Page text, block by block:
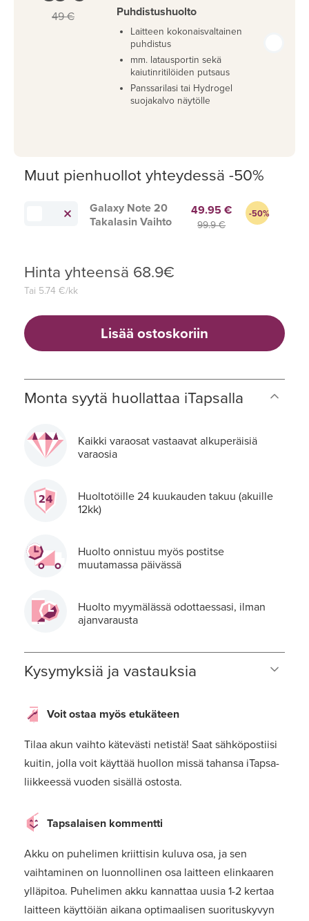
49 € Puhdistushuolto
Laitteen kokonaisvaltainen
puhdistus
mm. latausportin sekä
kaiutinritilöiden putsaus
Panssarilasi tai Hydrogel
suojakalvo näytölle
Muut pienhuollot yhteydessä -50%
Galaxy Note 20
Takalasin Vaihto
49.95 €
99.9 €
-50%
Hinta yhteensä 68.9€
Tai 5.74 €/kk
Lisää ostoskoriin
Monta syytä huollattaa iTapsalla
Kaikki varaosat vastaavat alkuperäisiä
varaosia
Huoltotöille 24 kuukauden takuu (akuille
12kk)
Huolto onnistuu myös postitse
muutamassa päivässä
Huolto myymälässä odottaessasi, ilman
ajanvarausta
Kysymyksiä ja vastauksia
Voit ostaa myös etukäteen
Tilaa akun vaihto kätevästi netistä! Saat sähköpostiisi
kuitin, jolla voit käyttää huollon missä tahansa iTapsa-
liikkeessä vuoden sisällä ostosta.
Tapsalaisen kommentti
Akku on puhelimen kriittisin kuluva osa, ja sen
vaihtaminen on luonnollinen osa laitteen elinkaaren
ylläpitoa. Puhelimen akku kannattaa uusia 1-2 kertaa
laitteen käyttöiän aikana optimaalisen suorituskyvyn